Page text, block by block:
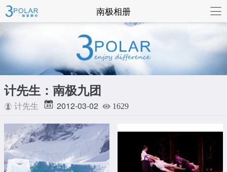
南极相册
计先生：南极九团
计先生 2012-03-02 1629
联系我们